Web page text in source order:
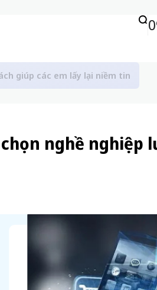
giúp các em lấy lại niềm tin
nghề nghiệp